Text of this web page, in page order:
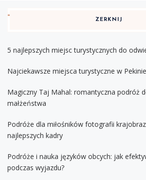
ZERKNIJ
5 najlepszych miejsc turystycznych do
Najciekawsze miejsca turystyczne w Pekinie
Magiczny Taj Mahal: romantyczna podróż
małżeństwa
Podróże dla miłośników fotografii
najlepszych kadry
Podróże i nauka języków obcych: jak
podczas wyjazdu?